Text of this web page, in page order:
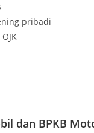
pribadi
dan BPKB